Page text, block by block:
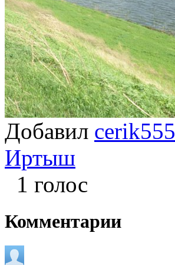
Добавил cerik555
Иртыш
1 голос
Комментарии